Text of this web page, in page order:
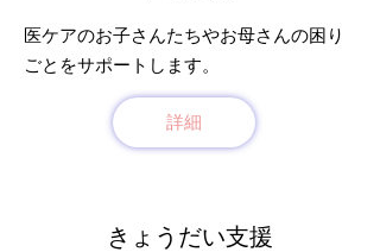
医ケアのお子さんたちやお母さんの困り
ごとをサポートします。
詳細
​きょうだい支援